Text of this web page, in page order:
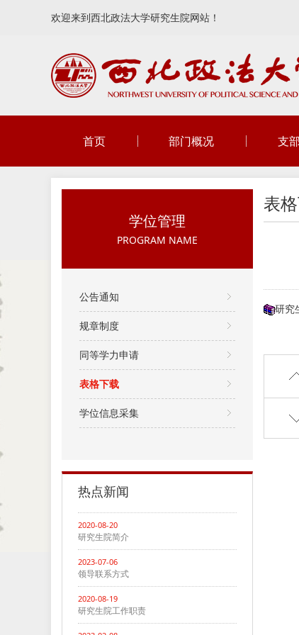
欢迎来到西北政法大学研究生院网站！
首页 部门概况 支
学位管理
PROGRAM NAME
公告通知
规章制度
同等学力申请
表格下载
学位信息采集
热点新闻
2020-08-20
研究生院简介
2023-07-06
领导联系方式
2020-08-19
研究生院工作职责
表
研究